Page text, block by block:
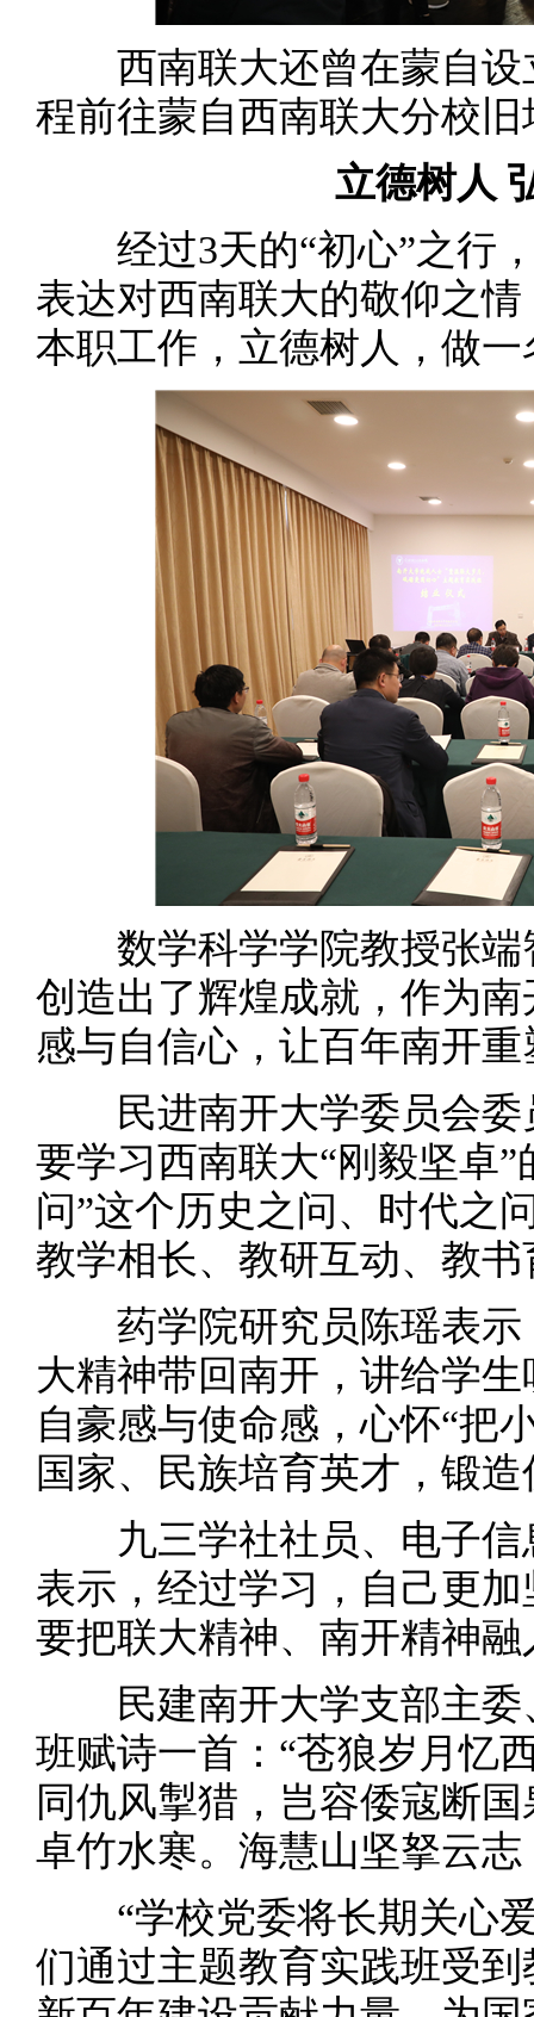
西南联大还曾在蒙自设
程前往蒙自西南联大分校
立德树人
经过3天的“初心”之行，
表达对西南联大的敬仰之
本职工作，立德树人，做
数学科学学院教授张端
创造出了辉煌成就，作为
感与自信心，让百年南开
民进南开大学委员会委
要学习西南联大“刚毅坚卓
问”这个历史之问、时代之
教学相长、教研互动、教
药学院研究员陈瑶表示
大精神带回南开，讲给学
自豪感与使命感，心怀“把
国家、民族培育英才，锻
九三学社社员、电子信
表示，经过学习，自己更
要把联大精神、南开精神
民建南开大学支部主委
班赋诗一首：“苍狼岁月忆
同仇风掣猎，岂容倭寇断
卓竹水寒。海慧山坚拏云
“学校党委将长期关心爱
们通过主题教育实践班受